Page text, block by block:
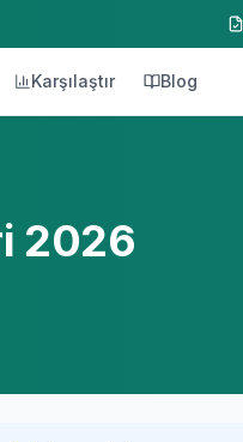
Karşılaştır Blog
2026